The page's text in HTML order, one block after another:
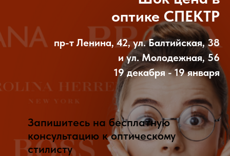
оптике СПЕКТР
пр-т Ленина, 42, ул. Балтийская, 38
и ул. Молодежная, 56
19 декабря - 19 января
Запишитесь на бесплатную
консультацию к оптическому
стилисту